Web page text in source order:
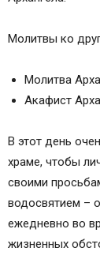
Молитвы ко
Молитва
Акафист
В этот день
храме, чтобы
своими
водосвятием –
ежедневно во
жизненных